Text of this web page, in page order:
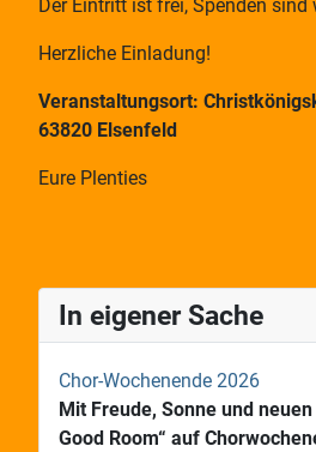
Der Eintritt ist frei, Spenden
Herzliche Einladung!
Veranstaltungsort:
63820 Elsenfeld
Eure Plenties
In eigener Sache
Chor-Wochenende 2026
Mit Freude, Sonne und
Good Room“ auf